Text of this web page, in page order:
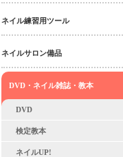
ネイル練習用ツール
ネイルサロン備品
DVD・ネイル雑誌・教本
DVD
検定教本
ネイルUP!